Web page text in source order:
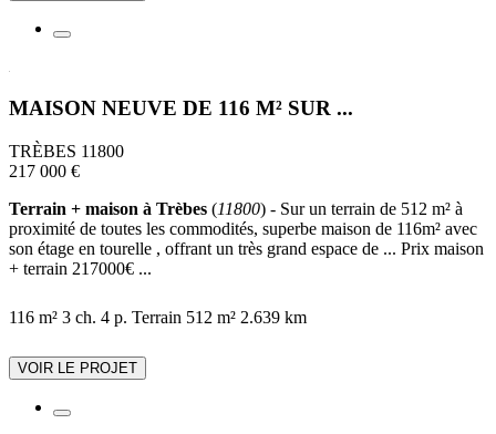
MAISON NEUVE DE 116 M² SUR ...
TRÈBES 11800
217 000 €
Terrain + maison à Trèbes (11800) - Sur un terrain de 512 m² à
proximité de toutes les commodités, superbe maison de 116m² avec
son étage en tourelle , offrant un très grand espace de ... Prix maison
+ terrain 217000€ ...
116 m² 3 ch. 4 p. Terrain 512 m² 2.639 km
VOIR LE PROJET